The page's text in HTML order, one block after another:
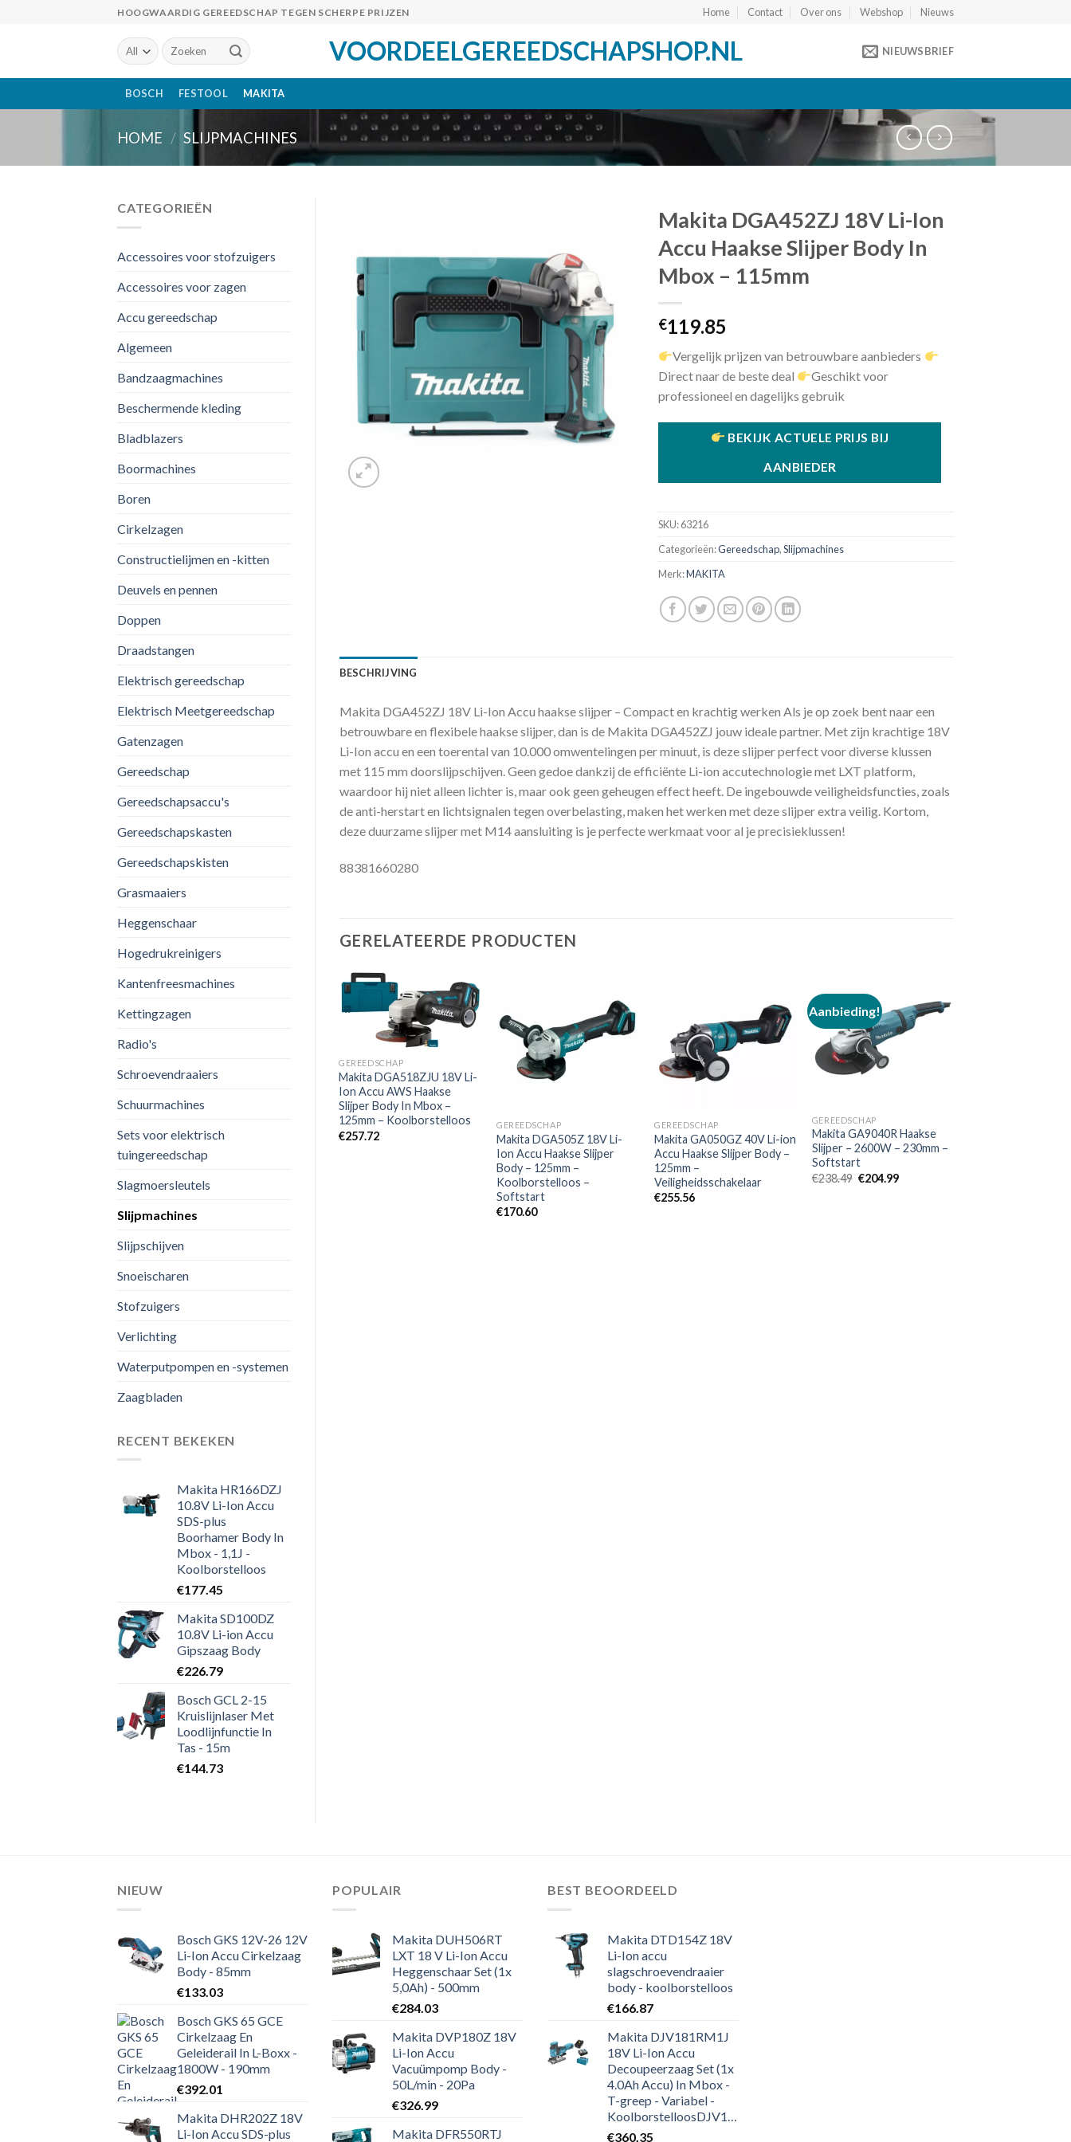
HOOGWAARDIG GEREEDSCHAP TEGEN SCHERPE PRIJZEN Home Contact Over ons Webshop Nieuws
VOORDEELGEREEDSCHAPSHOP.NL
Zoeken
naar:
NIEUWSBRIEF
BOSCH FESTOOL MAKITA
HOME / SLIJPMACHINES
CATEGORIEËN
Accessoires voor stofzuigers
Accessoires voor zagen
Accu gereedschap
Algemeen
Bandzaagmachines
Beschermende kleding
Bladblazers
Boormachines
Boren
Cirkelzagen
Constructielijmen en -kitten
Deuvels en pennen
Doppen
Draadstangen
Elektrisch gereedschap
Elektrisch Meetgereedschap
Gatenzagen
Gereedschap
Gereedschapsaccu's
Gereedschapskasten
Gereedschapskisten
Grasmaaiers
Heggenschaar
Hogedrukreinigers
Kantenfreesmachines
Kettingzagen
Radio's
Schroevendraaiers
Schuurmachines
Sets voor elektrisch
tuingereedschap
Slagmoersleutels
Slijpmachines
Slijpschijven
Snoeischaren
Stofzuigers
Verlichting
Waterputpompen en -systemen
Zaagbladen
RECENT BEKEKEN
Makita HR166DZJ
10.8V Li-Ion Accu
SDS-plus
Boorhamer Body In
Mbox - 1,1J -
Koolborstelloos
€177.45
Makita SD100DZ
10.8V Li-ion Accu
Gipszaag Body
€226.79
Bosch GCL 2-15
Kruislijnlaser Met
Loodlijnfunctie In
Tas - 15m
€144.73
Toevoegen
aan
verlanglijst
Makita DGA452ZJ 18V Li-Ion
Accu Haakse Slijper Body In
Mbox – 115mm
€119.85
Vergelijk prijzen van betrouwbare aanbieders
Direct naar de beste deal
Geschikt voor
professioneel en dagelijks gebruik
BEKIJK ACTUELE PRIJS BIJ
AANBIEDER
SKU:63216
Categorieën:Gereedschap,Slijpmachines
Merk:MAKITA
BESCHRIJVING
Makita DGA452ZJ 18V Li-Ion Accu haakse slijper – Compact en krachtig werken Als je op zoek bent naar een
betrouwbare en flexibele haakse slijper, dan is de Makita DGA452ZJ jouw ideale partner. Met zijn krachtige 18V
Li-Ion accu en een toerental van 10.000 omwentelingen per minuut, is deze slijper perfect voor diverse klussen
met 115 mm doorslijpschijven. Geen gedoe dankzij de efficiënte Li-ion accutechnologie met LXT platform,
waardoor hij niet alleen lichter is, maar ook geen geheugen effect heeft. De ingebouwde veiligheidsfuncties, zoals
de anti-herstart en lichtsignalen tegen overbelasting, maken het werken met deze slijper extra veilig. Kortom,
deze duurzame slijper met M14 aansluiting is je perfecte werkmaat voor al je precisieklussen!
88381660280
GERELATEERDE PRODUCTEN
Toevoegen
GEREEDSCHAP
Makita DGA518ZJU 18V Li-
Ion Accu AWS Haakse
Slijper Body In Mbox –
125mm – Koolborstelloos
€257.72
Toevoegen
GEREEDSCHAP
Makita DGA505Z 18V Li-
Ion Accu Haakse Slijper
Body – 125mm –
Koolborstelloos –
Softstart
€170.60
Toevoegen
GEREEDSCHAP
Makita GA050GZ 40V Li-ion
Accu Haakse Slijper Body –
125mm –
Veiligheidsschakelaar
€255.56
Aanbieding!
GEREEDSCHAP
Makita GA9040R Haakse
Slijper – 2600W – 230mm –
Softstart
€238.49 Oorspronkelijke
€204.99Huidige
Toevoegen
Makita GA9080X1 Haakse
Ion Accu Haakse Slijper
Koolborstelloos –
€202.06
NIEUW
Bosch GKS 12V-26 12V
Li-Ion Accu Cirkelzaag
Body - 85mm
€133.03
Bosch GKS 65 GCE
Cirkelzaag En
Geleiderail In L-Boxx -
1800W - 190mm
€392.01
Makita DHR202Z 18V
Li-Ion Accu SDS-plus
POPULAIR
Makita DUH506RT
LXT 18 V Li-Ion Accu
Heggenschaar Set (1x
5,0Ah) - 500mm
€284.03
Makita DVP180Z 18V
Li-Ion Accu
Vacuümpomp Body -
50L/min - 20Pa
€326.99
Makita DFR550RTJ
BEST BEOORDEELD
Makita DTD154Z 18V
Li-Ion accu
slagschroevendraaier
body - koolborstelloos
€166.87
Makita DJV181RM1J
18V Li-Ion Accu
Decoupeerzaag Set (1x
4.0Ah Accu) In Mbox -
T-greep - Variabel -
KoolborstelloosDJV181RM1J
€360.35